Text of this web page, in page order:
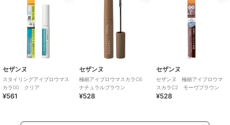
セザンヌ
スタイリングアイブロウマス
カラ00 クリア
¥561
セザンヌ
極細アイブロウマスカラC6
ナチュラルブラウン
¥528
セザンヌ
セザンヌ 極細アイブロウマ
スカラC2 モーヴブラウン
¥528